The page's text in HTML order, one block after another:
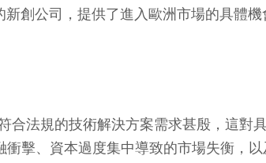
創公司，提供了進入歐洲市場的具體機
法規的技術解決方案需求甚殷，這對
擊、資本過度集中導致的市場失衡，